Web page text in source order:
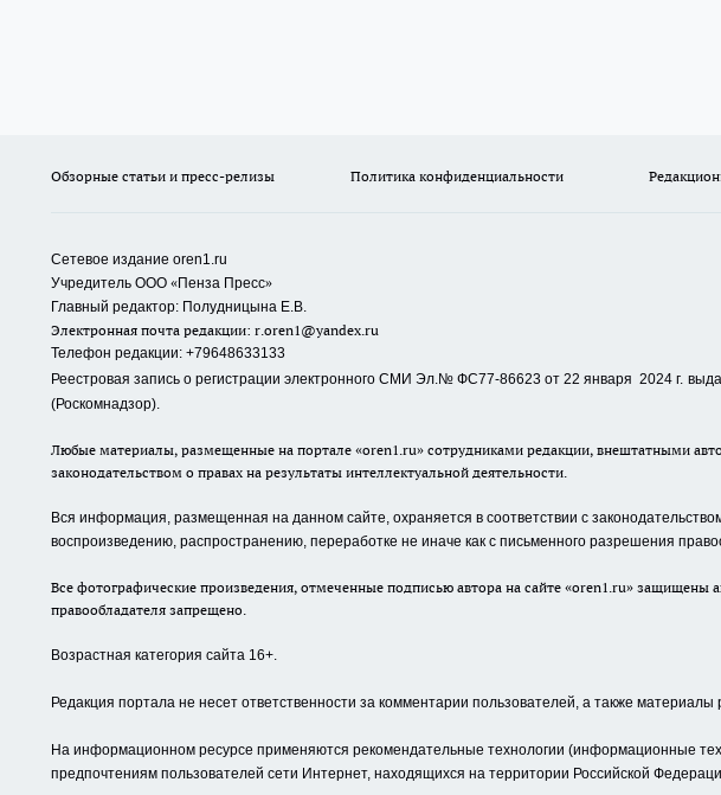
Обзорные статьи и пресс-релизы Политика конфиденциальности
Сетевое издание oren1.ru
Учредитель ООО «Пенза Пресс»
Главный редактор: Полудницына Е.В.
Электронная почта редакции: r.oren1@yandex.ru
Телефон редакции: +79648633133
Реестровая запись о регистрации электронного СМИ Эл.№ ФС77-86623 от 22 января 2024 г.
(Роскомнадзор).
Любые материалы, размещенные на портале «oren1.ru» сотрудниками редакции, внештатными
законодательством о правах на результаты интеллектуальной деятельности.
Вся информация, размещенная на данном сайте, охраняется в соответствии с
воспроизведению, распространению, переработке не иначе как с письменного разрешения
Все фотографические произведения, отмеченные подписью автора на сайте «oren1.ru» защищены
правообладателя запрещено.
Возрастная категория сайта 16+.
Редакция портала не несет ответственности за комментарии пользователей, а также
На информационном ресурсе применяются рекомендательные технологии (информационные
предпочтениям пользователей сети Интернет, находящихся на территории Российской